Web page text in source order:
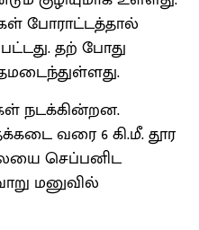
போராட்டத்தால்
தற் போது
நடக்கின்றன.
வரை 6 கி.மீ. தூர
செப்பனிட
மனுவில்